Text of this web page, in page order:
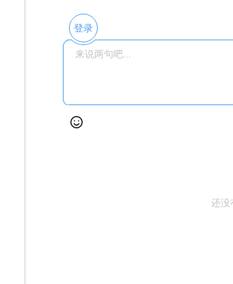
登录
还没